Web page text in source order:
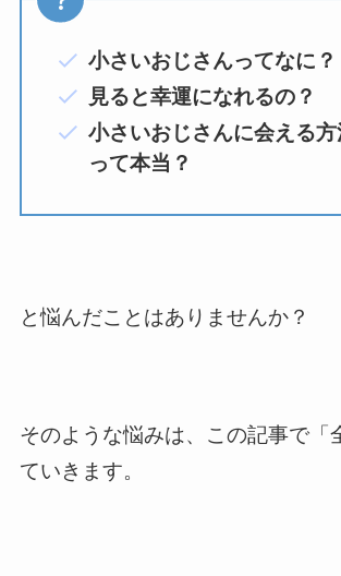
小さいおじさんってなに？
見ると幸運になれるの？
小さいおじさんに会える
って本当？
と悩んだことはありませんか？
そのような悩みは、この記事で「
ていきます。